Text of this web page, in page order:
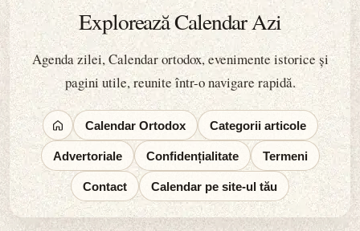
Explorează Calendar Azi
Agenda zilei, Calendar ortodox, evenimente istorice și
pagini utile, reunite într-o navigare rapidă.
Calendar Ortodox Categorii articole
Advertoriale Confidențialitate Termeni
Contact Calendar pe site-ul tău